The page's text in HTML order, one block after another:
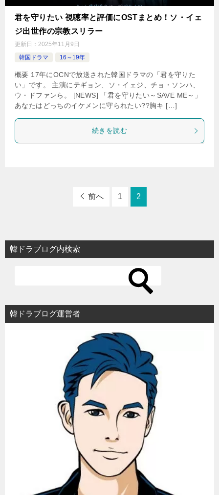
君を守りたい 視聴率と評価にOSTまとめ！ソ・イェ
ジ出世作の宗教スリラー
更新日： 2025年11月9日
韓国ドラマ
16～19年
概要 17年にOCNで放送された韓国ドラマの「君を守りた
い」です。 主演にテギョン、ソ・イェジ、チョ・ソンハ、
ウ・ドファンら。 [NEWS] 「君を守りたい～SAVE ME～」
あなたはどっちのイケメンに守られたい??胸キ […]
続きを読む
前へ 1 2
韓ドラブログ内検索
韓ドラブログ運営者